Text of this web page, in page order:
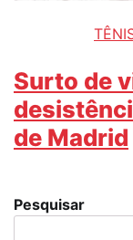
Surto de
de Madrid
Pesquisar